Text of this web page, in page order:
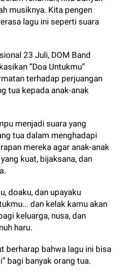
musiknya. Kita pengen
lagu ini seperti suara
23 Juli, DOM Band
“Doa Untukmu”
terhadap perjuangan
tua kepada anak-anak
menjadi suara yang
tua dalam menghadapi
mereka agar anak-anak
kuat, bijaksana, dan
doaku, dan upayaku
dan kelak kamu akan
keluarga, nusa, dan
haru.
berharap bahwa lagu ini bisa
bagi banyak orang tua.